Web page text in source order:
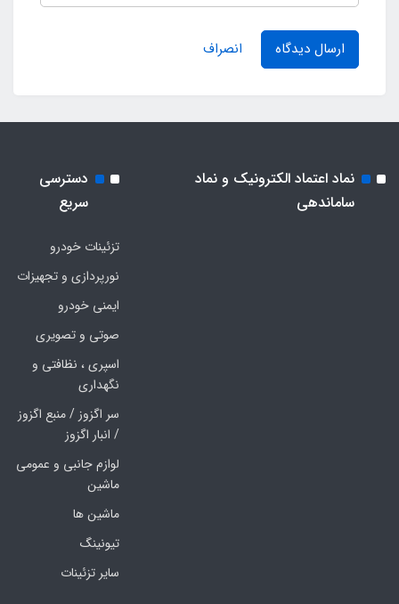
ارسال دیدگاه انصراف
نماد اعتماد الکترونیک و نماد
ساماندهی
دسترسی
سریع
تزئینات خودرو
نورپردازی و تجهیزات
ایمنی خودرو
صوتی و تصویری
اسپری ، نظافتی و
نگهداری
سر اگزوز / منبع اگزوز
/ انبار اگزوز
لوازم جانبی و عمومی
ماشین
ماشین ها
تیونینگ
سایر تزئینات